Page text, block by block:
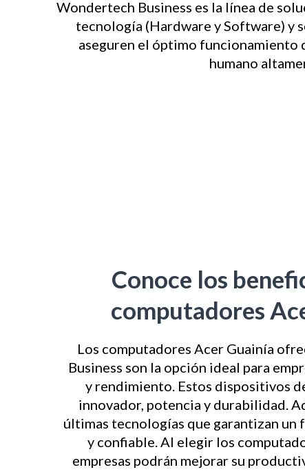
Wondertech Business es la línea de
tecnología (Hardware y Software) y
aseguren el óptimo funcionamiento
humano
Conoce los
computadores
Los computadores Acer Guainía
Business son la opción ideal para
y rendimiento. Estos dispositivos
innovador, potencia y durabilidad.
últimas tecnologías que garantizan
y confiable. Al elegir los
empresas podrán mejorar su